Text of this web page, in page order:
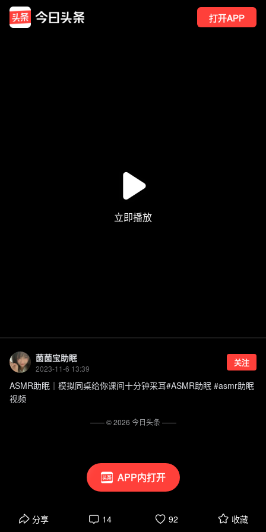
打开APP
APP内打开
菌菌宝助眠
2023-11-6 13:39
关注
ASMR助眠｜模拟同桌给你课间十分钟采耳#ASMR助眠 #asmr助眠
视频
分享 14 92 收藏
—— ©2026 今日头条——